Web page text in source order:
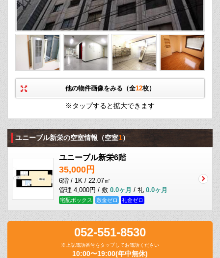
他の物件画像をみる（全12枚）
※タップすると拡大できます
ユニーブル新栄の空室情報 （空室1）
ユニーブル新栄6階
35,000円
6階 / 1K / 22.07㎡
管理 4,000円 / 敷 0.0ヶ月 / 礼 0.0ヶ月
宅配ボックス 敷金ゼロ 礼金ゼロ
052-551-8530
※上記電話番号をタップしてお電話ください
10:00〜19:00(年中無休)